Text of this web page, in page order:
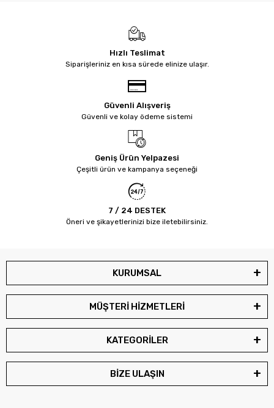
Hızlı Teslimat
Siparişleriniz en kısa sürede elinize ulaşır.
Güvenli Alışveriş
Güvenli ve kolay ödeme sistemi
Geniş Ürün Yelpazesi
Çeşitli ürün ve kampanya seçeneği
7 / 24 DESTEK
Öneri ve şikayetlerinizi bize iletebilirsiniz.
KURUMSAL
MÜŞTERİ HİZMETLERİ
KATEGORİLER
BİZE ULAŞIN